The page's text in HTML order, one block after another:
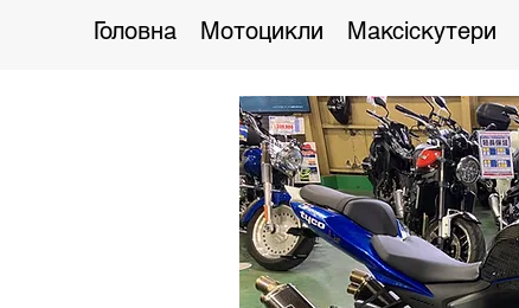
Головна Мотоцикли Максіскутери